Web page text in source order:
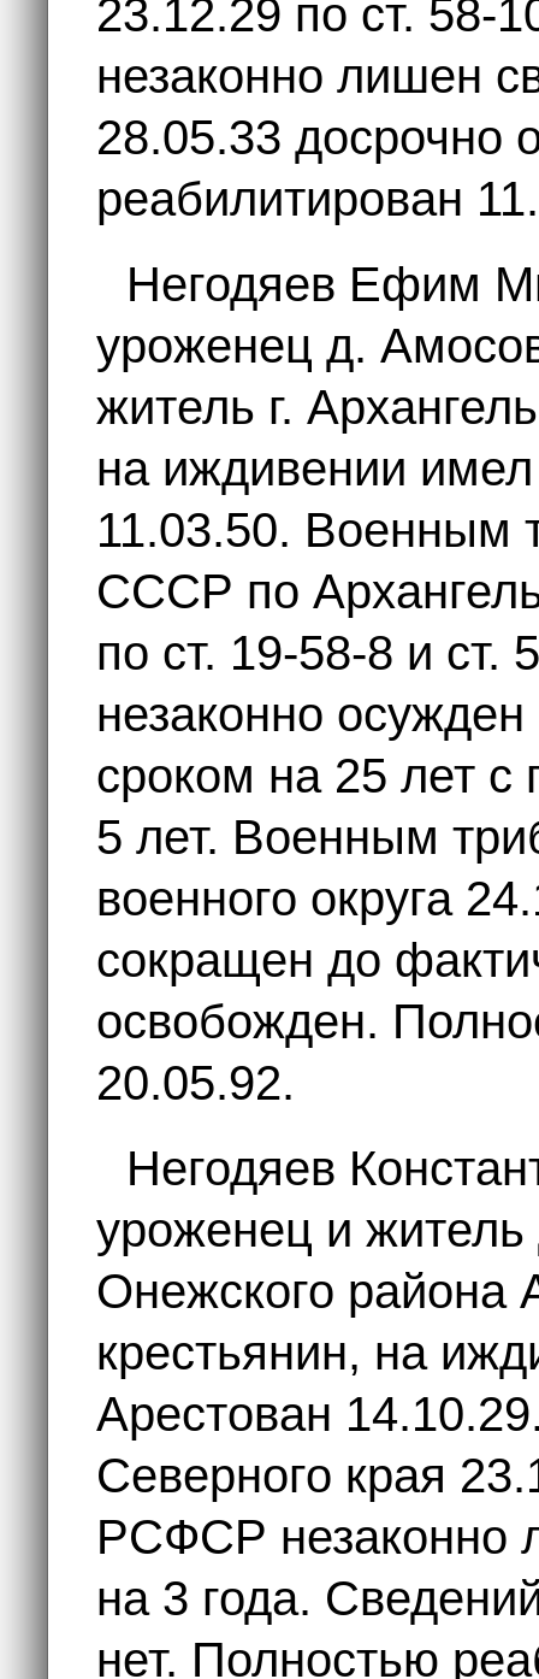
23.12.29 по ст.
незаконно лишен
28.05.33 досрочно
реабилитирован
Негодяев Ефим
уроженец д.
житель г.
на иждивении
11.03.50. Военным
СССР по
по ст. 19-58-8 и
незаконно
сроком на 25 лет
5 лет. Военным
военного округа
сокращен до
освобожден.
20.05.92.
Негодяев
уроженец и
Онежского района
крестьянин, на
Арестован
Северного края
РСФСР незаконно
на 3 года.
нет. Полностью